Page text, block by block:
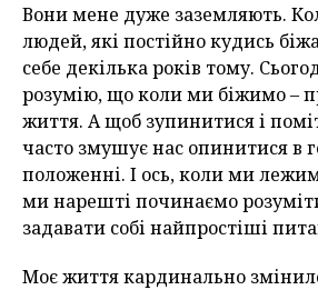
Вони мене дуже заземляють.
людей, які постійно кудись
себе декілька років тому.
розумію, що коли ми біжимо –
життя. А щоб зупинитися і
часто змушує нас опинитися в
положенні. І ось, коли ми
ми нарешті починаємо
задавати собі найпростіші
Моє життя кардинально